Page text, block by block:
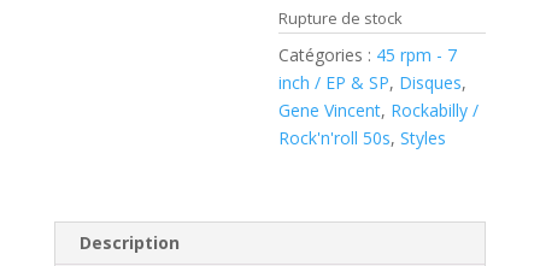
Rupture de stock
Catégories : 45 rpm - 7
inch / EP & SP, Disques,
Gene Vincent, Rockabilly /
Rock'n'roll 50s,Styles
Description